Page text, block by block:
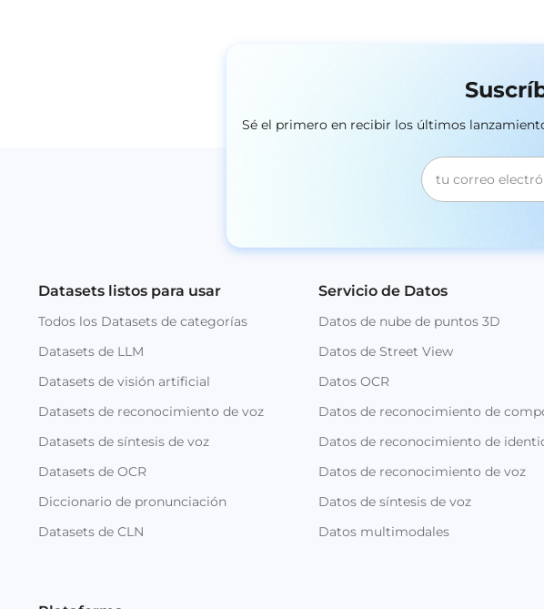
Sé el primero en recibir los últimos
Datasets listos para usar
Todos los Datasets de categorías
Datasets de LLM
Datasets de visión artificial
Datasets de reconocimiento de voz
Datasets de síntesis de voz
Datasets de OCR
Diccionario de pronunciación
Datasets de CLN
Servicio de Datos
Datos de nube de puntos 3D
Datos de Street View
Datos OCR
Datos de reconocimiento de
Datos de reconocimiento de
Datos de reconocimiento de voz
Datos de síntesis de voz
Datos multimodales